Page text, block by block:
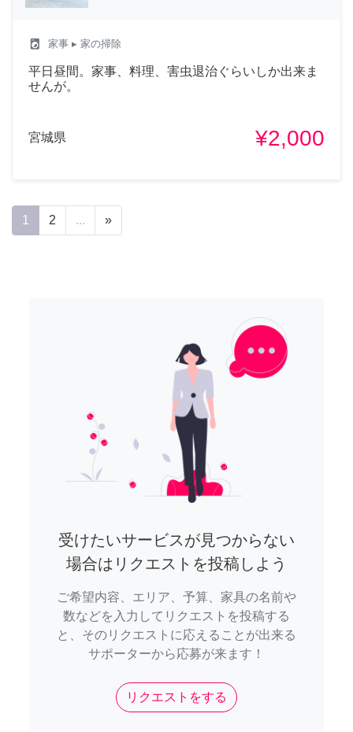
local_laundry_service 家事 ▸ 家の掃除
平日昼間。家事、料理、害虫退治ぐらいしか出来ま
せんが。
宮城県 ¥2,000
1 2 ... »
受けたいサービスが見つからない
場合はリクエストを投稿しよう
ご希望内容、エリア、予算、家具の名前や
数などを入力してリクエストを投稿する
と、そのリクエストに応えることが出来る
サポーターから応募が来ます！
リクエストをする